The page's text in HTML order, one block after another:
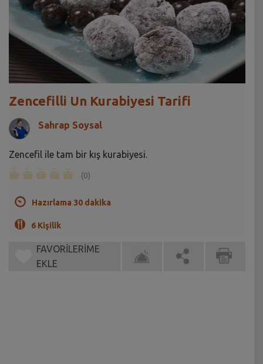
Zencefilli Un Kurabiyesi Tarifi
Sahrap Soysal
Zencefil ile tam bir kış kurabiyesi.
(0)
Hazırlama 30 dakika
6 Kişilik
FAVORİLERİME
EKLE